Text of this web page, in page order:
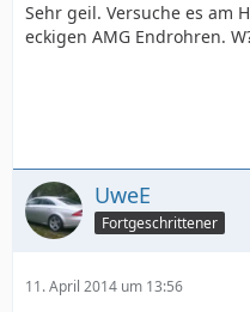
Sehr geil. Versuche es am
eckigen AMG Endrohren.
UweE
Fortgeschrittener
11. April 2014 um 13:56